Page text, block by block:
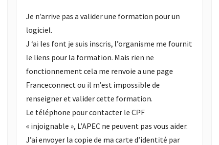
Je n’arrive pas a valider une formation pour un
logiciel.
J ‘ai les font je suis inscris, l’organisme me fournit
le liens pour la formation. Mais rien ne
fonctionnement cela me renvoie a une page
Franceconnect ou il m’est impossible de
renseigner et valider cette formation.
Le téléphone pour contacter le CPF
« injoignable », L’APEC ne peuvent pas vous aider.
J’ai envoyer la copie de ma carte d’identité par